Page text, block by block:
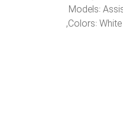
Colors: White,